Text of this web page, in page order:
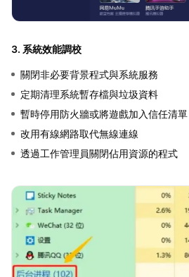
3. 系統效能調校
關閉非必要背景程式與系統服務
定期清理系統暫存檔與垃圾資料
暫時停用防火牆或將遊戲加入信任清單
改用有線網路取代無線連線
透過工作管理員關閉佔用資源的程式